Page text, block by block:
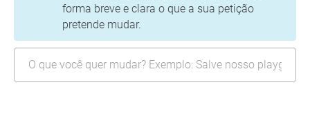
forma breve e clara o que a sua petição
pretende mudar.